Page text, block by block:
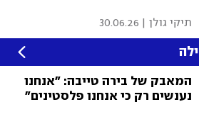
תיקי גולן 30.06.26
המאבק של בירה טייבה: "אנחנו
נענשים רק כי אנחנו פלסטינים"